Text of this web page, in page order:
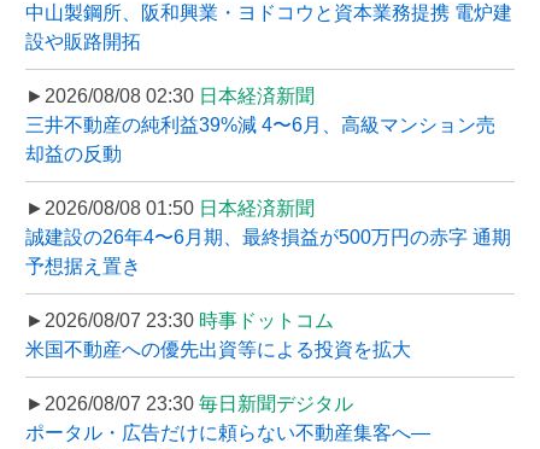
中山製鋼所、阪和興業・ヨドコウと資本業務提携 電炉建
設や販路開拓
►2026/08/08 02:30 日本経済新聞
三井不動産の純利益39%減 4〜6月、高級マンション売
却益の反動
►2026/08/08 01:50 日本経済新聞
誠建設の26年4〜6月期、最終損益が500万円の赤字 通期
予想据え置き
►2026/08/07 23:30 時事ドットコム
米国不動産への優先出資等による投資を拡大
►2026/08/07 23:30 毎日新聞デジタル
ポータル・広告だけに頼らない不動産集客へ―